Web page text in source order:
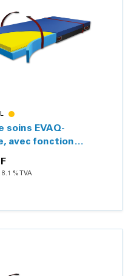
soins EVAQ-
avec fonction
% TVA